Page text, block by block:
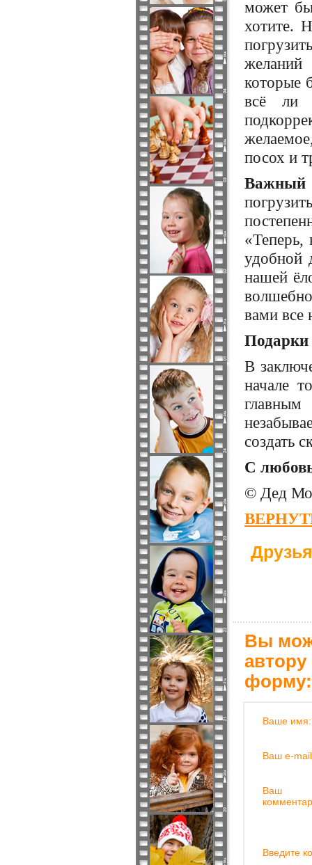
может
хотите.
которые
всё ли
посох и
«Теперь,
удобной
нашей
вами все
В
начале
создать
С
© Дед
Вы
форму:
Ваше имя:
Ваш e-
Ваш
Введите